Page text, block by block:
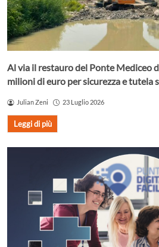
Al via il restauro del Ponte Mediceo
milioni di euro per sicurezza e tutela
Julian Zeni 23 Luglio 2026
Leggi di più